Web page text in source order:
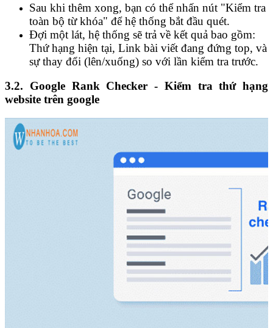
Sau khi thêm xong, bạn có thể nhấn nút "Kiểm tra
toàn bộ từ khóa" để hệ thống bắt đầu quét.
Đợi một lát, hệ thống sẽ trả về kết quả bao gồm:
Thứ hạng hiện tại, Link bài viết đang đứng top, và
sự thay đổi (lên/xuống) so với lần kiểm tra trước.
3.2. Google Rank Checker - Kiểm tra thứ hạng
website trên google